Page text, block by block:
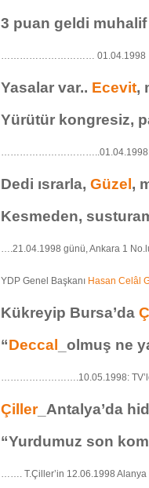
3 puan geldi muhalif
…………………………
Yasalar var.. Ecevit,
Yürütür kongresiz,
Dedi ısrarla,Güzel ,
Kesmeden,
….21.04.1998 günü, Ankara 1
YDP Genel Başkanı Hasan Celâl
Kükreyip Bursa’da
“Deccal _olmuş ne
…………………….10.05.1998:
Çiller_Antalya’da
“Yurdumuz son
……. T.Çiller’in 12.06.1998